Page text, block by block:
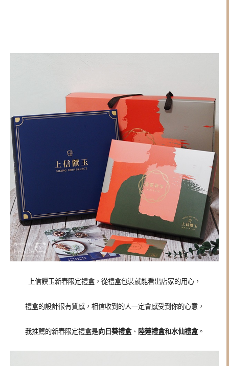
上信饌玉新春限定禮盒，從禮盒包裝就能看出店家的用心，
禮盒的設計很有質感，相信收到的人一定會感受到你的心意，
我推薦的新春限定禮盒是向日葵禮盒、 陸蓮禮盒和 水仙禮盒。